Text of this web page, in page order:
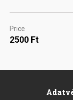
Price
2500 Ft